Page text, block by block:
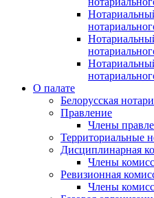
О палате
Белорусская
Правление
Члены
Территориальные
Дисциплинарная
Члены
Ревизионная
Члены